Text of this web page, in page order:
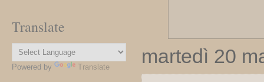
martedì 20
Translate
Powered by Translate